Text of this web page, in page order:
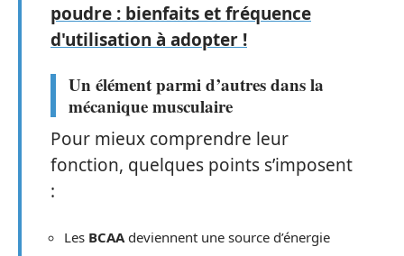
poudre : bienfaits et fréquence
d'utilisation à adopter !
Un élément parmi d’autres dans la
mécanique musculaire
Pour mieux comprendre leur
fonction, quelques points s’imposent
:
Les BCAAdeviennent une source d’énergie